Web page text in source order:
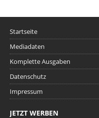
Startseite
Mediadaten
Komplette Ausgaben
Datenschutz
Impressum
JETZT WERBEN